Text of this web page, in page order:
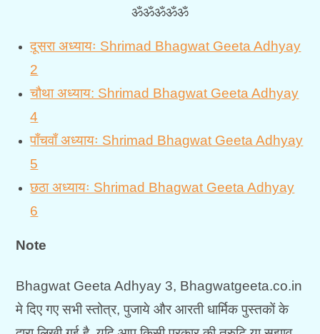
ॐॐॐॐॐ
दूसरा अध्यायः Shrimad Bhagwat Geeta Adhyay
2
चौथा अध्याय: Shrimad Bhagwat Geeta Adhyay
4
पाँचवाँ अध्यायः Shrimad Bhagwat Geeta Adhyay
5
छठा अध्यायः Shrimad Bhagwat Geeta Adhyay
6
Note
Bhagwat Geeta Adhyay 3, Bhagwatgeeta.co.in
मे दिए गए सभी स्तोत्र, पुजाये और आरती धार्मिक पुस्तकों के